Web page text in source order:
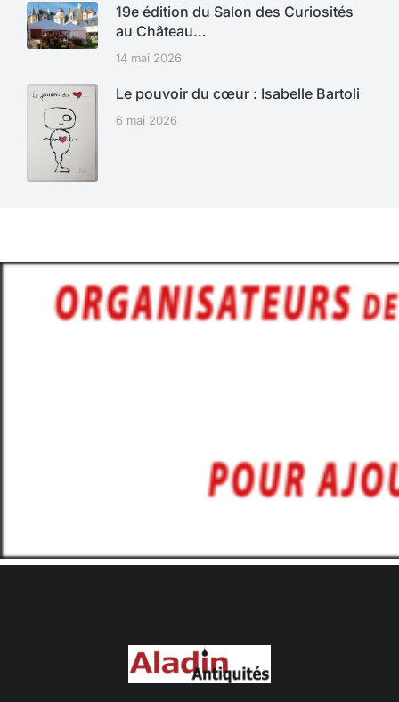
19e édition du Salon des Curiosités
au Château…
14 mai 2026
Le pouvoir du cœur : Isabelle Bartoli
6 mai 2026